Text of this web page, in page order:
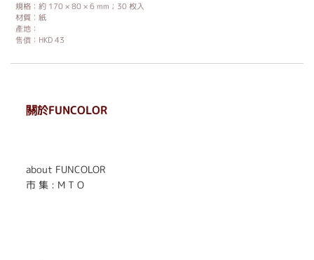
規格：約 170 × 80 × 6 mm；30 枚入
材質︰紙
產地：
售價：HKD 43
關於FUNCOLOR
about FUNCOLOR
市 集 : M T O